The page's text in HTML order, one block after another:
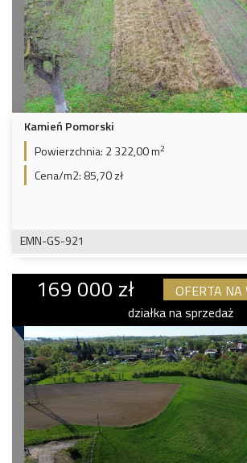
Kamień Pomorski
Powierzchnia: 2 322,00 m2
Cena/m2: 85,70 zł
EMN-GS-921
169 000 zł
OFERTA NA
działka na sprzedaż